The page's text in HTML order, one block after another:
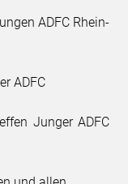
ADFC Rhein-
ADFC
Junger ADFC